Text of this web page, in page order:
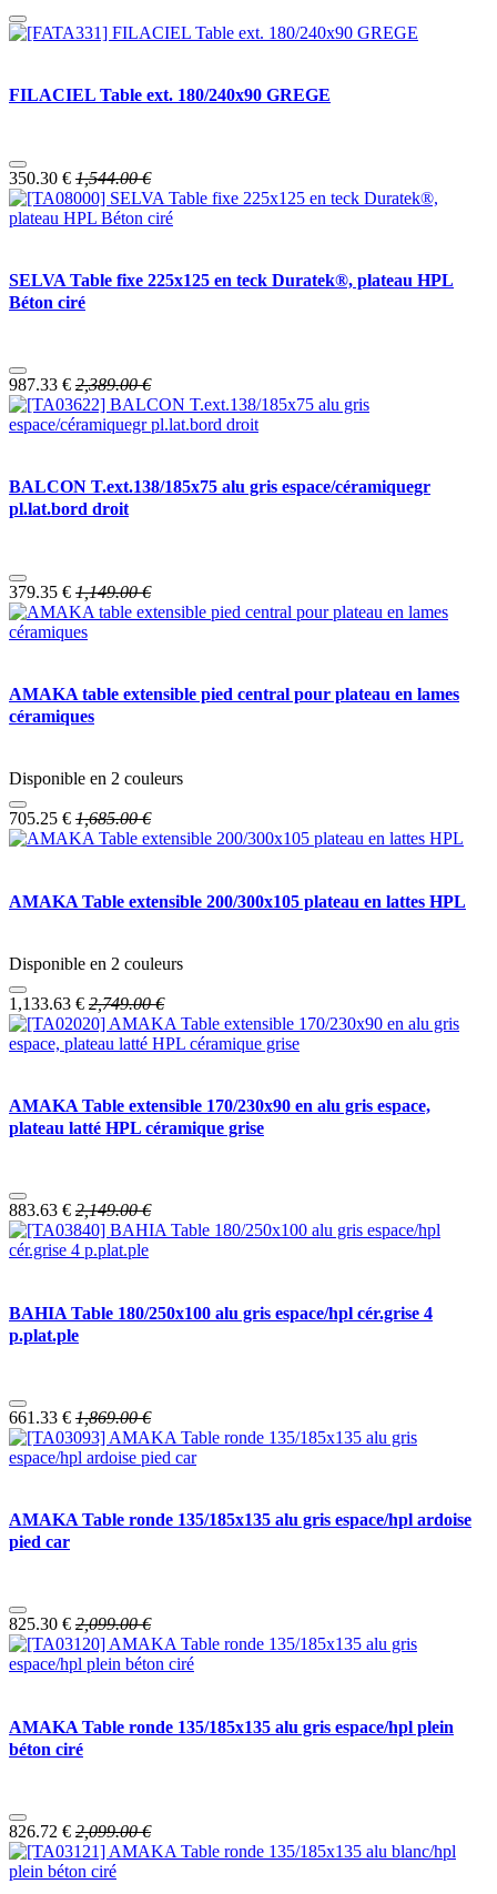
FILACIEL Table ext. 180/240x90 GREGE
350.30 € 1,544.00€
SELVA Table fixe 225x125 en teck Duratek®, plateau HPL
Béton ciré
987.33 € 2,389.00€
BALCON T.ext.138/185x75 alu gris espace/céramiquegr
pl.lat.bord droit
379.35 € 1,149.00€
AMAKA table extensible pied central pour plateau en lames
céramiques
Disponible en 2 couleurs
705.25 € 1,685.00€
AMAKA Table extensible 200/300x105 plateau en lattes HPL
Disponible en 2 couleurs
1,133.63 € 2,749.00€
AMAKA Table extensible 170/230x90 en alu gris espace,
plateau latté HPL céramique grise
883.63 € 2,149.00€
BAHIA Table 180/250x100 alu gris espace/hpl cér.grise 4
p.plat.ple
661.33 € 1,869.00€
AMAKA Table ronde 135/185x135 alu gris espace/hpl ardoise
pied car
825.30 € 2,099.00€
AMAKA Table ronde 135/185x135 alu gris espace/hpl plein
béton ciré
826.72 € 2,099.00€